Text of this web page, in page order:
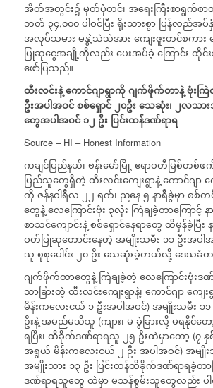
အိတ်အတွင်း၌ မှတ်ပုံတင်၊ အရေးကြီးစာရွက်စာတမ်
ဘတ် ၃၄,၀၀၀ ပါဝင်ပြီး ရိုးသားစွာ ပြန်လည်အပ်
အလုပ်သမား မနွဲ့သဲသဲအား ကျေးဇူးတင်စကား ပြ
ပြုဆုငွေအချို့ကိုလည်း ပေးအပ်ခဲ့ ကြောင်း ထို
ဖော်ပြသည်။
ထီးလင်းနဲ့ ကောင်ဂျာရွာကို ဂျက်ဖိုက်တာနဲ့ ဗုံးက
ဦးအပါအဝင် စစ်ရှောင် ၂၀ဦး သေဆုံး၊ ၂လသာ
တွေအပါအဝင် ၁၂ ဦး ပြင်းထန်ဒဏ်ရာရ
Source – HI – Honest Information
ကချင်ပြည်နယ်၊ ဗန်းမော်မြို့ ဧရာဝတီမြစ်တစ်
ပြည်သူတွေရှိတဲ့ ထီးလင်းကျေးရွာနဲ့ ကောင်ဂျာ ကျ
ကို ဇန်နဝါရီလ ၂၂ ရက်၊ ညနေ ၅ နာရီခွဲမှာ စ
တွေနဲ့ လေကြောင်းဗုံး ၃လုံး ကြဲချခဲ့တာကြောင့် န
စာသင်ကျောင်းနဲ့ စစ်ရှောင်နေရာတွေ ထိမှန်ခဲ့ပြီ
ဝတ်ပြုဆုတောင်းနေတဲ့ အမျိုးသမီး ၁၁ ဦးအပါ
သူ စုစုပေါင်း ၂၀ ဦး သေဆုံးခဲ့တယ်လို့ ဒေသခံတ
ဂျက်ဖိုက်တာတွေနဲ့ ကြဲချခဲ့တဲ့ လေကြောင်းဗုံးဒ
သာခြားတဲ့ ထီးလင်းကျေးရွာနဲ့၊ ကောင်ဂျာ ကျ
မိန်းကလေးငယ် ၁ ဦးအပါအဝင်) အမျိုးသမီး ၁၁
ဦးနဲ့ အမည်မသိသူ (ကျား၊ မ ခွဲခြားလို့ မရနိုင်တ
ရပြီး၊ ထိခိုက်ဒဏ်ရာရသူ ၂၅ ဦးထဲမှာတော့ (၇
အရွယ် မိန်းကလေးငယ် ၂ ဦး အပါအဝင်) အမျိုး
အမျိုးသား ၁၃ ဦး ပြင်းထန်ထိခိုက်ဒဏ်ရာရခဲ့တ
ဒဏ်ရာရသူတွေ ထဲမှာ မသန်စွမ်းသူတွေလည်း ပ